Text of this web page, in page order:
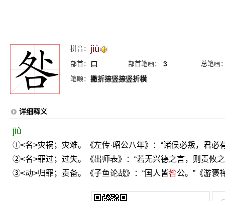
拼音： jiù
部首： 口 部首笔画： 3
总笔画
笔顺： 撇折捺竖捺竖折横
详细释义
jiù
①<名>灾祸；灾难。《左传·昭公八年》：“诸侯必叛，君必
②<名>罪过；过失。《出师表》：“若无兴德之言，则责攸
③<动>归罪；责备。《子鱼论战》：“国人皆咎公。”《游褒